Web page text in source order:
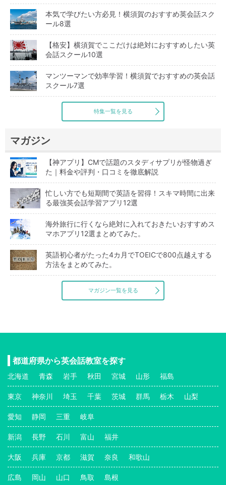
本気で学びたい方必見！横須賀のおすすめ英会話スク
ール8選
【格安】横須賀でここだけは絶対におすすめしたい英
会話スクール10選
マンツーマンで効率学習！横須賀でおすすめの英会話
スクール7選
特集一覧を見る
マガジン
【神アプリ】CMで話題のスタディサプリが怪物過ぎ
た｜料金や評判・口コミを徹底解説
忙しい方でも短期間で英語を習得！スキマ時間に出来
る最強英会話学習アプリ12選
海外旅行に行くなら絶対に入れておきたいおすすめス
マホアプリ12選まとめてみた。
英語初心者がたった4カ月でTOEICで800点越えする
方法をまとめてみた。
マガジン一覧を見る
都道府県から英会話教室を探す
北海道 青森 岩手 秋田 宮城 山形 福島
東京 神奈川 埼玉 千葉 茨城 群馬 栃木 山梨
愛知 静岡 三重 岐阜
新潟 長野 石川 富山 福井
大阪 兵庫 京都 滋賀 奈良 和歌山
広島 岡山 山口 鳥取 島根